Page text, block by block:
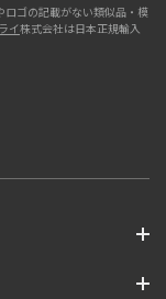
ロゴの記載がない類似品・模
イ株式会社は日本正規輸入